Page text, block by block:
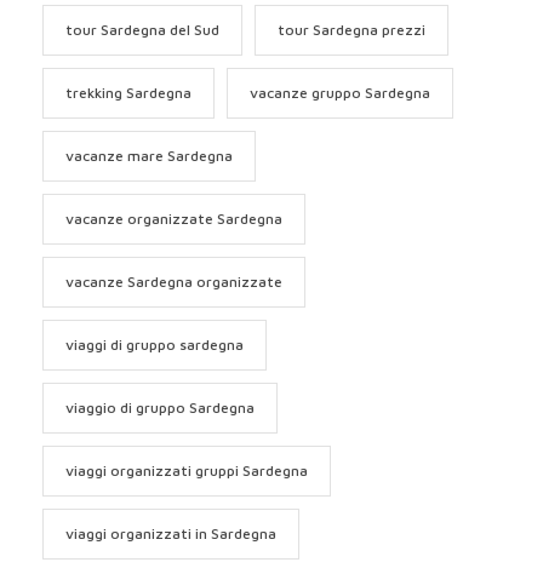
tour Sardegna del Sud tour Sardegna prezzi
trekking Sardegna vacanze gruppo Sardegna
vacanze mare Sardegna
vacanze organizzate Sardegna
vacanze Sardegna organizzate
viaggi di gruppo sardegna
viaggio di gruppo Sardegna
viaggi organizzati gruppi Sardegna
viaggi organizzati in Sardegna